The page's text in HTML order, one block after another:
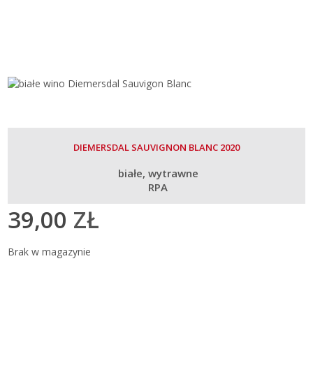
DIEMERSDAL SAUVIGNON BLANC 2020
białe wytrawne
RPA
39,00 ZŁ
Brak w magazynie